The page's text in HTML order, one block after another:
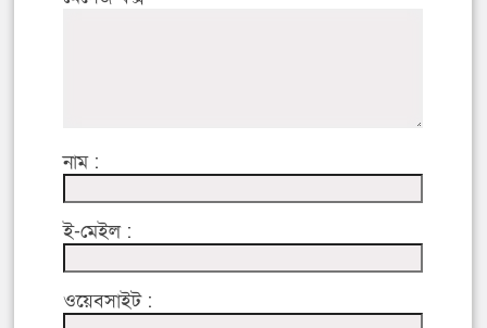
নাম :
ই-মেইল :
ওয়েবসাইট :